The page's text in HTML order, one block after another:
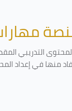
التدريبي
منها في إعداد